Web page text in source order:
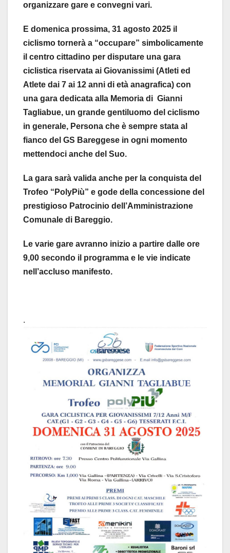
organizzare gare e convegni vari.
E domenica prossima, 31 agosto 2025 il
ciclismo tornerà a “occupare” simbolicamente
il centro cittadino per disputare una gara
ciclistica riservata ai Giovanissimi (Atleti ed
Atlete dai 7 ai 12 anni di età anagrafica) con
una gara dedicata alla Memoria di Gianni
Tagliabue, un grande gentiluomo del ciclismo
in generale, Persona che è sempre stata al
fianco del GS Bareggese in ogni momento
mettendoci anche del Suo.
La gara sarà valida anche per la conquista del
Trofeo “PolyPiù” e gode della concessione del
prestigioso Patrocinio dell’Amministrazione
Comunale di Bareggio.
Le varie gare avranno inizio a partire dalle ore
9,00 secondo il programma e le vie indicate
nell’accluso manifesto.
.